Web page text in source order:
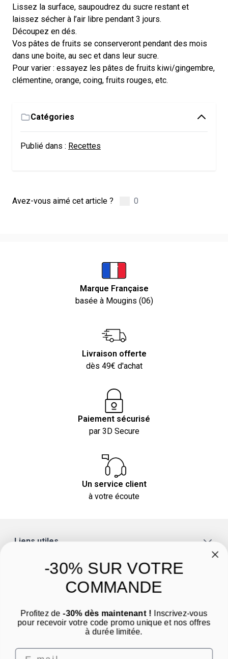
Lissez la surface, saupoudrez du sucre restant et
laissez sécher à l’air libre pendant 3 jours.
Découpez en dés.
Vos pâtes de fruits se conserveront pendant des mois
dans une boite, au sec et dans leur sucre.
Pour varier : essayez les pâtes de fruits kiwi/gingembre,
clémentine, orange, coing, fruits rouges, etc.
Catégories
Publié dans : Recettes
Avez-vous aimé cet article ? 0
Marque Française
basée à Mougins (06)
Livraison offerte
dès 49€ d'achat
Paiement sécurisé
par 3D Secure
Un service client
à votre écoute
Liens utiles
Nous contacter par email
-30% SUR VOTRE
COMMANDE
Profitez de -30% dès maintenant ! Inscrivez-vous
pour recevoir votre code promo unique et nos offres
à durée limitée.
Email